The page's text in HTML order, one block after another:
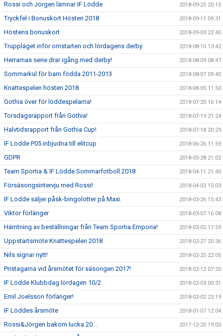
Rossi och Jörgen lämnar IF Lödde 2018-09-25 20:15
Tryckfel i Bonuskort Hösten 2018 2018-09-11 09:31
Höstens bonuskort 2018-09-03 22:40
Truppläget inför omstarten och lördagens derby 2018-08-10 13:42
Herrarnas serie drar igång med derby! 2018-08-09 08:47
Sommarkul för barn födda 2011-2013 2018-08-07 09:40
Knattespelen hösten 2018 2018-08-05 11:50
Gothia över för löddespelarna! 2018-07-20 16:14
Torsdagsrapport från Gothia! 2018-07-19 21:24
Halvtidsrapport från Gothia Cup! 2018-07-18 20:29
IF Lödde P05 inbjudna till elitcup 2018-06-26 11:59
GDPR 2018-05-28 21:02
Team Sportia & IF Lödde Sommarfotboll 2018 2018-04-11 21:40
Försäsongsintervju med Rossi! 2018-04-03 15:03
IF Lödde säljer påsk-bingolotter på Maxi. 2018-03-26 15:43
Viktor förlänger 2018-03-07 16:08
Hämtning av beställningar från Team Sportia Emporia! 2018-03-02 17:59
Uppstartsmöte Knattespelen 2018 2018-02-27 20:36
Nils signar nytt! 2018-02-25 22:05
Pristagarna vid årsmötet för säsongen 2017! 2018-02-12 07:50
IF Lödde Klubbdag lördagen 10/2 2018-02-03 00:31
Emil Joelsson förlänger! 2018-02-02 23:19
IF Löddes årsmöte 2018-01-07 12:04
Rossi&Jörgen bakom lucka 20... 2017-12-20 19:00